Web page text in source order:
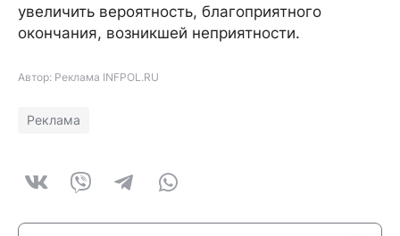
увеличить вероятность, благоприятного
окончания, возникшей неприятности.
Автор: Реклама INFPOL.RU
Реклама